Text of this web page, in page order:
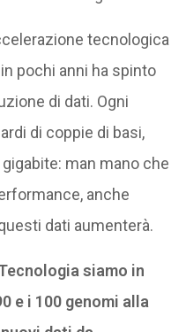
tecnologica
pochi anni ha spinto
di dati. Ogni
di coppie di basi,
man mano che
anche
dati aumenterà.
siamo in
e i 100 genomi alla